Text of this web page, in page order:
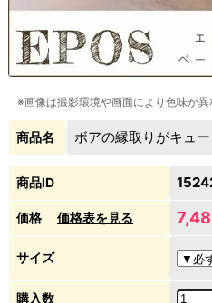
※画像は撮影環境や画面により色味が
商品名 ボアの縁取りがキュ
商品ID
価格 価格表を見る
サイズ
購入数